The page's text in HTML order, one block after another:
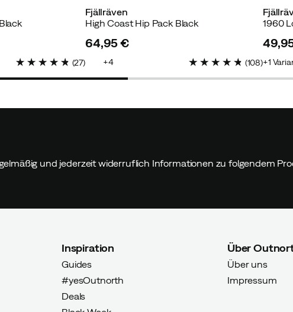
(27)
Fjällräven
High Coast Hip Pack Black
64,95 €
4 (108)
1960
1
und jederzeit widerruflich Informationen zu folgendem
Inspiration
Guides
#yesOutnorth
Deals
Über
Über uns
Impressum